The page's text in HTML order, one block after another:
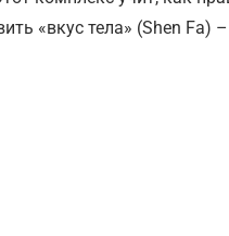
«вкус тела» (Shen Fa)